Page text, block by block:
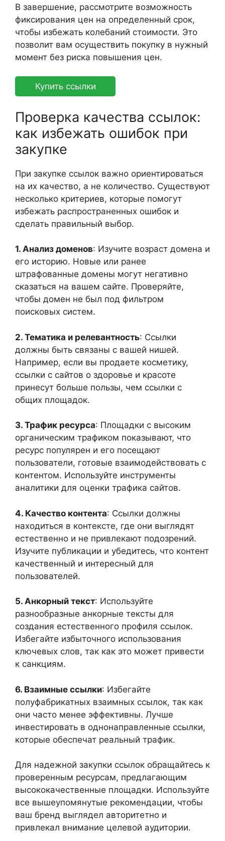
В завершение, рассмотрите возможность
фиксирования цен на определенный срок,
чтобы избежать колебаний стоимости. Это
позволит вам осуществить покупку в нужный
момент без риска повышения цен.
Купить ссылки
Проверка качества ссылок:
как избежать ошибок при
закупке
При закупке ссылок важно ориентироваться
на их качество, а не количество. Существуют
несколько критериев, которые помогут
избежать распространенных ошибок и
сделать правильный выбор.
1. Анализ доменов: Изучите возраст домена и
его историю. Новые или ранее
штрафованные домены могут негативно
сказаться на вашем сайте. Проверяйте,
чтобы домен не был под фильтром
поисковых систем.
2. Тематика и релевантность: Ссылки
должны быть связаны с вашей нишей.
Например, если вы продаете косметику,
ссылки с сайтов о здоровье и красоте
принесут больше пользы, чем ссылки с
общих площадок.
3. Трафик ресурса: Площадки с высоким
органическим трафиком показывают, что
ресурс популярен и его посещают
пользователи, готовые взаимодействовать с
контентом. Используйте инструменты
аналитики для оценки трафика сайтов.
4. Качество контента: Ссылки должны
находиться в контексте, где они выглядят
естественно и не привлекают подозрений.
Изучите публикации и убедитесь, что контент
качественный и интересный для
пользователей.
5. Анкорный текст: Используйте
разнообразные анкорные тексты для
создания естественного профиля ссылок.
Избегайте избыточного использования
ключевых слов, так как это может привести
к санкциям.
6. Взаимные ссылки: Избегайте
полуфабрикатных взаимных ссылок, так как
они часто менее эффективны. Лучше
инвестировать в однонаправленные ссылки,
которые обеспечат реальный трафик.
Для надежной закупки ссылок обращайтесь к
проверенным ресурсам, предлагающим
высококачественные площадки. Используйте
все вышеупомянутые рекомендации, чтобы
ваш бренд выглядел авторитетно и
привлекал внимание целевой аудитории.